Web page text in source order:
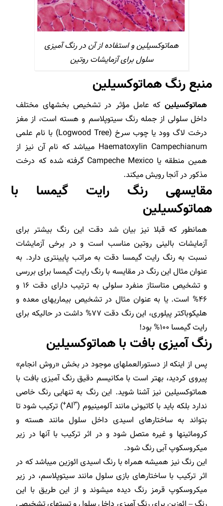
هماتوکسیلین و استفاده از آن در رنگ آمیزی
سلول برای آزمایشات روتین
منبع رنگ هماتوکسیلین
هماتوکسیلین که عامل مؤثر در تشخیص بخش­های مختلف
داخل سلولی از جمله رنگ سیتوپلاسم و هسته است، از مغز
درخت لاگ وود یا چوب سرخ (Logwood Tree) با نام علمی
Haematoxylin Campechianum می­باشد که نام آن نیز از
همین منطقه یا Campeche Mexico گرفته شده که درخت
مذکور در آنجا رویش می­کند.
مقایسه­ی رنگ رایت گیمسا با
هماتوکسیلین
همانطور که قبلا نیز بیان شد دقت این رنگ بیشتر برای
آزمایشات بالینی روتین مناسب است و در برخی آزمایشات
نسبت به رنگ رایت گیمسا دقت به مراتب پایین­تری دارد. به
عنوان مثال این رنگ در مقایسه با رنگ رایت گیمسا برای بررسی
و تشخیص متاستاز منفرد سلولی به ترتیب دارای دقت ۱۶ و
۴۶% است. یا به عنوان مثال در تشخیص بیماری­های معده و
هلیکوباکتر پیلوری، این رنگ دقت ۷۷% داشت در حالیکه برای
رایت گیمسا ۱۰۰% بود!
رنگ آمیزی بافت با هماتوکسیلین
پس از اینکه از دستورالعمل­های موجود در بخش «روش انجام»
پیروی کردید، بهتر است با مکانیسم دقیق رنگ آمیزی بافت با
هماتوکسیلین نیز آشنا شوید. این رنگ به تنهایی رنگ خاصی
ندارد بلکه باید با کاتیونی مانند آلومینیوم (Al۳+
) ترکیب شود تا
بتواند به ساختارهای اسیدی داخل سلول مانند هسته و
کروماتین­ها و غیره متصل شود و در اثر ترکیب با آنها در زیر
میکروسکوپ آبی رنگ شود.
این رنگ نیز همیشه همراه با رنگ اسیدی ائوزین می­باشد که در
اثر ترکیب با ساختارهای بازی سلول مانند سیتوپلاسم، در زیر
میکروسکوپ قرمز رنگ دیده می­شوند و از این طریق با این